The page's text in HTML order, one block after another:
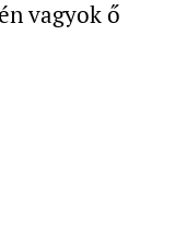
vagyok ő